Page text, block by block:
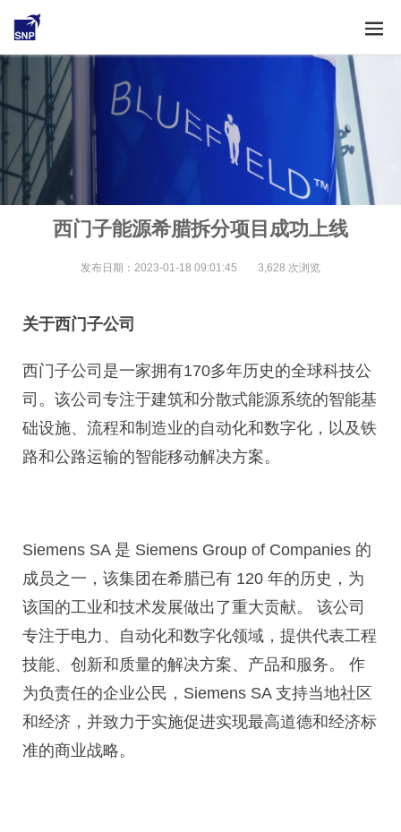
西门子能源希腊拆分项目成功上线
发布日期：2023-01-18 09:01:45 3,628 次浏览
关于西门子公司
西门子公司是一家拥有170多年历史的全球科技公
司。该公司专注于建筑和分散式能源系统的智能基
础设施、流程和制造业的自动化和数字化，以及铁
路和公路运输的智能移动解决方案。
Siemens SA 是 Siemens Group of Companies 的
成员之一，该集团在希腊已有 120 年的历史，为
该国的工业和技术发展做出了重大贡献。 该公司
专注于电力、自动化和数字化领域，提供代表工程
技能、创新和质量的解决方案、产品和服务。 作
为负责任的企业公民，Siemens SA 支持当地社区
和经济，并致力于实施促进实现最高道德和经济标
准的商业战略。